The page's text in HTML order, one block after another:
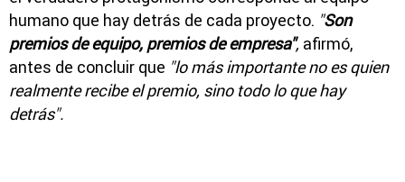
humano que hay detrás de cada proyecto. "Son
premios de equipo, premios de empresa", afirmó,
antes de concluir que "lo más importante no es quien
realmente recibe el premio, sino todo lo que hay
detrás".